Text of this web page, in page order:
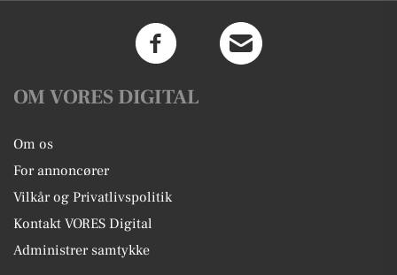
OM VORES DIGITAL
Om os
For annoncører
Vilkår og Privatlivspolitik
Kontakt VORES Digital
Administrer samtykke